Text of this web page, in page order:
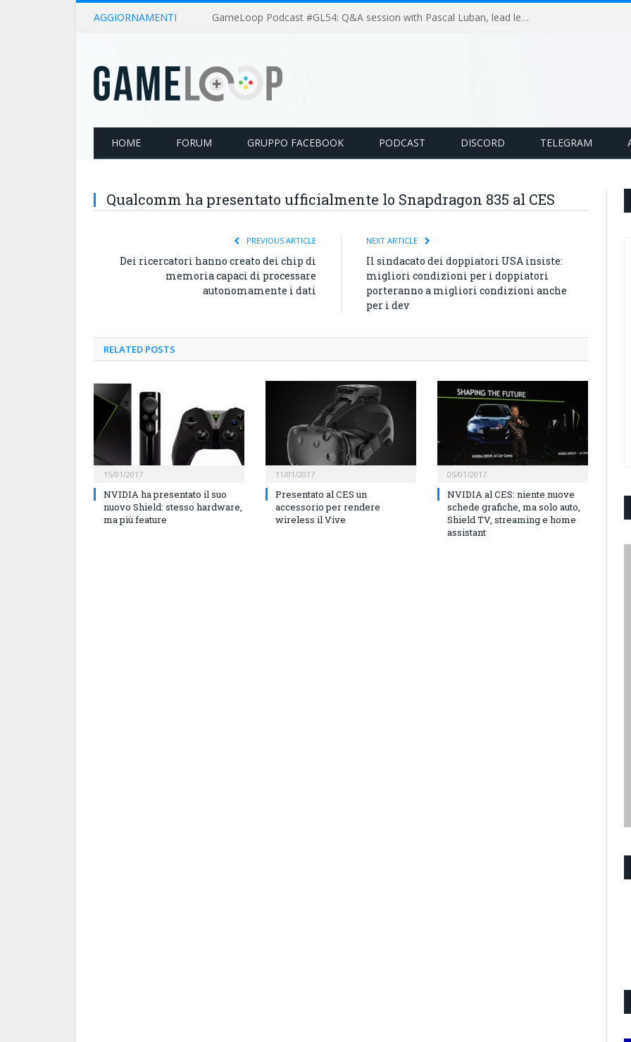
AGGIORNAMENTI GameLoop Podcast #GL54: Q&A session with Pascal Luban, lead level designer on Splinter Cell multiplayer games
HOME FORUM GRUPPO FACEBOOK PODCAST DISCORD TELEGRAM
Qualcomm ha presentato ufficialmente lo Snapdragon 835 al CES
PREVIOUS ARTICLE
Dei ricercatori hanno creato dei chip di
memoria capaci di processare
autonomamente i dati
NEXT ARTICLE
Il sindacato dei doppiatori USA insiste:
migliori condizioni per i doppiatori
porteranno a migliori condizioni anche
per i dev
RELATED POSTS
15/01/2017
NVIDIA ha presentato il suo
nuovo Shield: stesso hardware,
ma più feature
11/01/2017
Presentato al CES un
accessorio per rendere
wireless il Vive
05/01/2017
NVIDIA al CES: niente nuove
schede grafiche, ma solo auto,
Shield TV, streaming e home
assistant